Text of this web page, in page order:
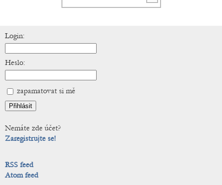
Login:
Heslo:
zapamatovat si mě
Nemáte zde účet?
Zaregistrujte se!
RSS feed
Atom feed